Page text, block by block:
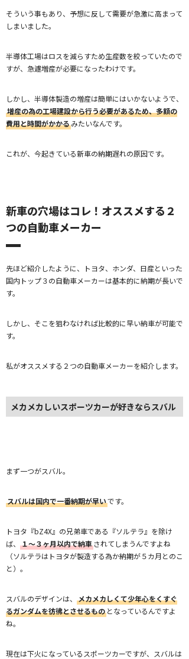
そういう事もあり、予想に反して需要が急激に高まって
しまいました。
半導体工場はロスを減らすため生産数を絞っていたので
すが、急遽増産が必要になったわけです。
しかし、半導体製造の増産は簡単にはいかないようで、
増産の為の工場建設から行う必要があるため、多額の
費用と時間がかかるみたいなんです。
これが、今起きている新車の納期遅れの原因です。
新車の穴場はコレ！オススメする２
つの自動車メーカー
先ほど紹介したように、トヨタ、ホンダ、日産といった
国内トップ３の自動車メーカーは基本的に納期が長いで
す。
しかし、そこを狙わなければ比較的に早い納車が可能で
す。
私がオススメする２つの自動車メーカーを紹介します。
メカメカしいスポーツカーが好きならスバル
まず一つがスバル。
スバルは国内で一番納期が早いです。
トヨタ『bZ4X』の兄弟車である『ソルテラ』を除け
ば、
１～３ヶ月以内で納車されてしまうんですよね
（ソルテラはトヨタが製造する為か納期が５カ月とのこ
と）。
スバルのデザインは、
メカメカしくて少年心をくすぐ
るガンダムを彷彿とさせるもの となっているんですよ
ね。
現在は下火になっているスポーツカーですが、スバルは